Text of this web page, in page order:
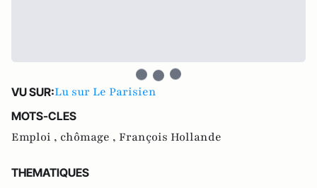
VU SUR:Lu sur Le Parisien
MOTS-CLES
Emploi , chômage , François Hollande
THEMATIQUES